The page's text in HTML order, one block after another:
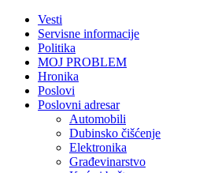
Vesti
Servisne informacije
Politika
MOJ PROBLEM
Hronika
Poslovi
Poslovni adresar
Automobili
Dubinsko čišćenje
Elektronika
Građevinarstvo